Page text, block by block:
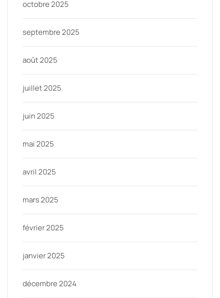
octobre 2025
septembre 2025
août 2025
juillet 2025
juin 2025
mai 2025
avril 2025
mars 2025
février 2025
janvier 2025
décembre 2024